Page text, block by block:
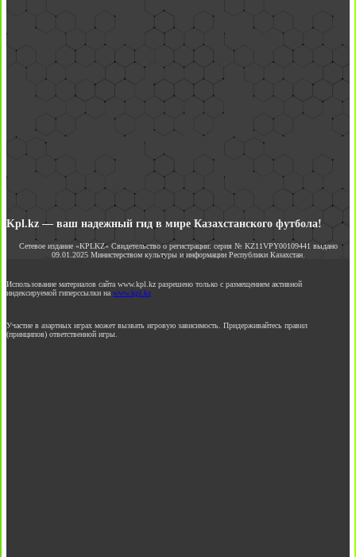
Kpl.kz — ваш надежный гид в мире Казахстанского футбола!
Сетевое издание «KPLKZ» Свидетельство о регистрации: серия № KZ11VPY00109441 выдано
09.01.2025 Министерством культуры и информации Республики Казахстан.
Использование материалов сайта www.kpl.kz разрешено только с размещением активной
индексируемой гиперссылки на www.kpl.kz
Участие в азартных играх может вызвать игровую зависимость. Придерживайтесь правил
(принципов) ответственной игры.